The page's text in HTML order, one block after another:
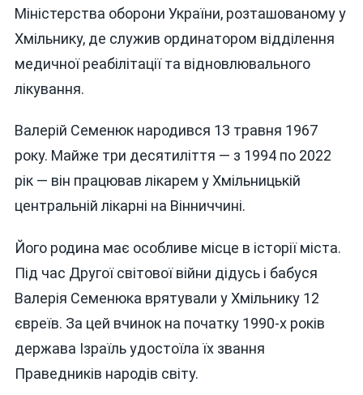
ЗСУ
Міністерства оборони України, розташованому у
Хмільнику, де служив ординатором відділення
медичної реабілітації та відновлювального
лікування.
Валерій Семенюк народився 13 травня 1967
року. Майже три десятиліття — з 1994 по 2022
рік — він працював лікарем у Хмільницькій
центральній лікарні на Вінниччині.
Його родина має особливе місце в історії міста.
Під час Другої світової війни дідусь і бабуся
Валерія Семенюка врятували у Хмільнику 12
євреїв. За цей вчинок на початку 1990-х років
держава Ізраїль удостоїла їх звання
Праведників народів світу.